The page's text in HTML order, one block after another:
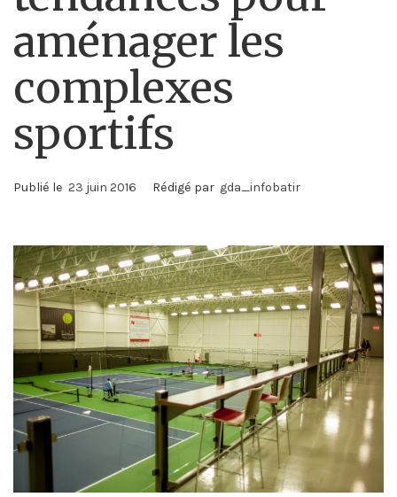
aménager les
complexes
sportifs
Publié le 23 juin 2016 Rédigé par gda_infobatir